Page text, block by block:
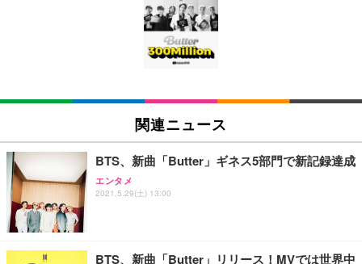
い 跳ね上げ式アームレスト コンパクト 約105度ロッ
キング pc 事務椅子 360度回転 座面昇降 強化ナイロ
ン樹脂ベース 通気性メッシュ 在宅ワーク H-WY01
(黒網+黒枠+黒足)
SIHOO B100 オフィスチェア／デスクチェア メッシ
ュチェア 人間工学 疲れない ブラック
￥27,999
Sezlife オフィスチェア デスクチェア 疲れない テレ
ョン PCチェア 通気性メッシュ ゲーミング/勉強/事
EV3240X-WT | 31.5型4K UHD・USB Type-C・ホワ
EIZO ビジネス向けプレミアムモニター | FlexScan
￥109,572
【純正品】27"ゲーミングモニター DualSense 充電
Amazonベーシック ペットシーツ 薄型 レギュラー 1
回使い捨て 無香料 ホワイト 300枚
Amazonベーシック ペットシーツ 厚型 ワイド 42枚
x2袋(84枚) ホワイト(吸収面:ライトブルー)
￥3,234
ネオ・ルーライフ ネオ・オムツ L 中型犬用 26枚入
関連ニュース
BTS、新曲「Butter」ギネス5部門で新記録達成
エンタメ
2021.5.29(土) 13:00
BTS、新曲「Butter」リリース！MVでは世界中